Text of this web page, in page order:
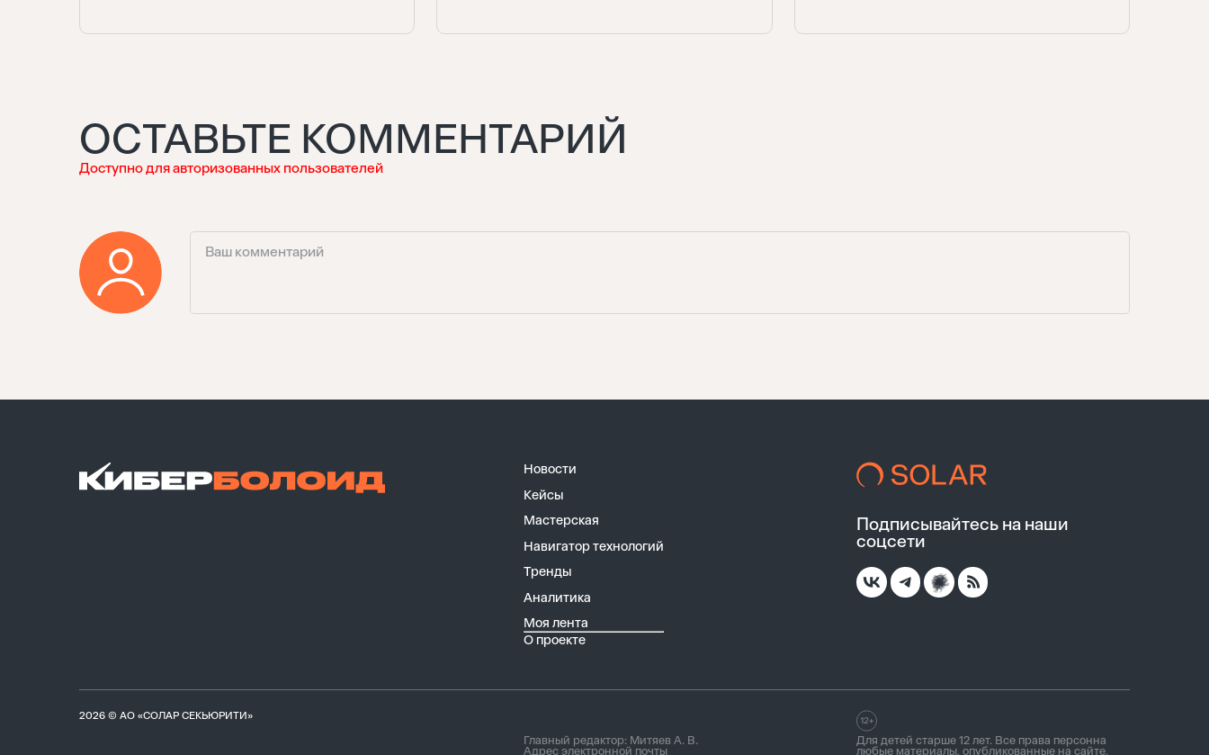
ОСТАВЬТЕ КОММЕНТАРИЙ
Доступно для авторизованных пользователей
Новости
Кейсы
Мастерская
Навигатор технологий
Тренды
Аналитика
Моя лента
О проекте
Подписывайтесь на наши
соцсети
2026 © АО «СОЛАР СЕКЬЮРИТИ»
Главный редактор: Митяев А. В.
Адрес электронной почты
Для детей старше 12 лет. Все права персонна
любые материалы, опубликованные на сайте,